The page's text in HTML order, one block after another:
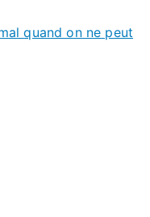
quand on ne peut